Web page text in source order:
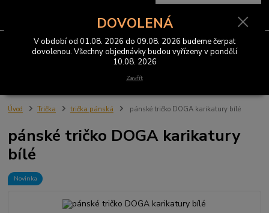
Menu
0 Kč
Úvod Trička trička pánská pánské tričko DOGA karikatury bílé
pánské tričko DOGA karikatury
bílé
Novinka
DOVOLENÁ
V období od 01.08. 2026 do 09.08. 2026 budeme čerpat
dovolenou. Všechny objednávky budou vyřízeny v pondělí
10.08. 2026
Zavřít